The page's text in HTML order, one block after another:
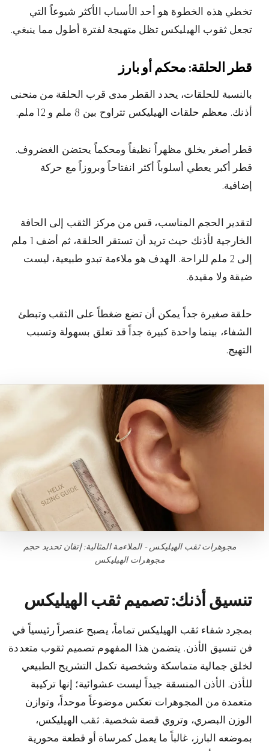
تخطي هذه الخطوة هو أحد الأسباب الأكثر شيوعاً التي
تجعل ثقوب الهيليكس تظل متهيجة لفترة أطول مما ينبغي.
قطر الحلقة: محكم أو بارز
بالنسبة للحلقات، يحدد القطر مدى قرب الحلقة من منحنى
أذنك. معظم حلقات الهيليكس تتراوح بين 8 ملم و 12 ملم.
قطر أصغر يخلق مظهراً نظيفاً ومحكماً يحتضن الغضروف.
قطر أكبر يعطي أسلوباً أكثر انفتاحاً وبروزاً مع حركة
إضافية.
لتقدير الحجم المناسب، قس من مركز الثقب إلى الحافة
الخارجية لأذنك حيث تريد أن تستقر الحلقة، ثم أضف 1 ملم
إلى 2 ملم للراحة. الهدف هو ملاءمة تبدو طبيعية، ليست
ضيقة ولا مقيدة.
حلقة صغيرة جداً يمكن أن تضع ضغطاً على الثقب وتبطئ
الشفاء، بينما واحدة كبيرة جداً قد تعلق بسهولة وتسبب
التهيج.
مجوهرات ثقب الهيليكس - الملاءمة المثالية: إتقان تحديد حجم
مجوهرات الهيليكس
تنسيق أذنك: تصميم ثقب الهيليكس
بمجرد شفاء ثقب الهيليكس تماماً، يصبح عنصراً رئيسياً في
فن تنسيق الأذن. يتضمن هذا المفهوم تصميم ثقوب متعددة
لخلق جمالية متماسكة وشخصية تكمل التشريح الطبيعي
للأذن. الأذن المنسقة جيداً ليست عشوائية؛ إنها تركيبة
متعمدة من المجوهرات تعكس موضوعاً موحداً، وتوازن
الوزن البصري، وتروي قصة شخصية. ثقب الهيليكس،
بموضعه البارز، غالباً ما يعمل كمرساة أو قطعة محورية